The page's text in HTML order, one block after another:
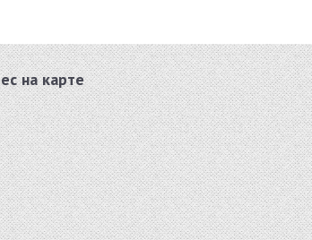
2576-B
313x495
руб. / кв.м.
25001-С
стекло 313x495
4889 руб. / кв.м.
-3% -3%
на карте